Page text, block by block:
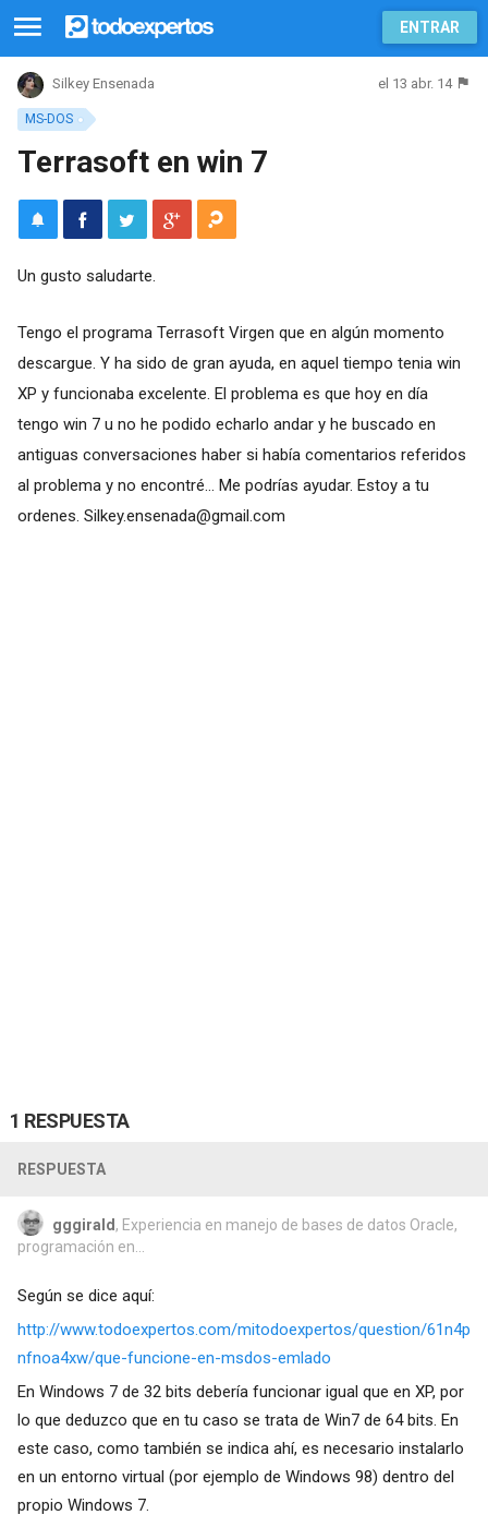
ENTRAR
MS-DOS
Silkey Ensenada el 13 abr. 14
Terrasoft en win 7
Un gusto saludarte.
Tengo el programa Terrasoft Virgen que en algún momento
descargue. Y ha sido de gran ayuda, en aquel tiempo tenia win
XP y funcionaba excelente. El problema es que hoy en día
tengo win 7 u no he podido echarlo andar y he buscado en
antiguas conversaciones haber si había comentarios referidos
al problema y no encontré... Me podrías ayudar. Estoy a tu
ordenes. Silkey.ensenada@gmail.com
1 RESPUESTA
RESPUESTA
gggirald , Experiencia en manejo de bases de datos Oracle,
programación en...
Según se dice aquí:
http://www.todoexpertos.com/mitodoexpertos/question/61n4p
nfnoa4xw/que-funcione-en-msdos-emlado
En Windows 7 de 32 bits debería funcionar igual que en XP, por
lo que deduzco que en tu caso se trata de Win7 de 64 bits. En
este caso, como también se indica ahí, es necesario instalarlo
en un entorno virtual (por ejemplo de Windows 98) dentro del
propio Windows 7.